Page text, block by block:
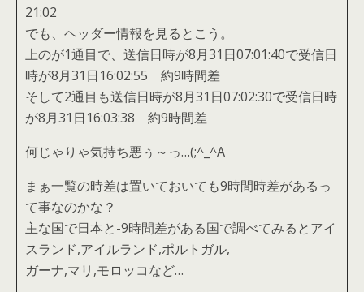
21:02
でも、ヘッダー情報を見るとこう。
上のが1通目で、送信日時が8月31日07:01:40で受信日
時が8月31日16:02:55 約9時間差
そして2通目も送信日時が8月31日07:02:30で受信日時
が8月31日16:03:38 約9時間差
何じゃりゃ気持ち悪ぅ～っ…(;^_^A
まぁ一覧の時差は置いておいても9時間時差があるっ
て事なのかな？
主な国で日本と-9時間差がある国で調べてみるとアイ
スランド,アイルランド,ポルトガル,
ガーナ,マリ,モロッコなど…